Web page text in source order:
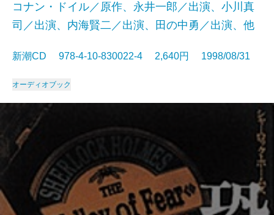
コナン・ドイル／原作、永井一郎／出演、小川真
司／出演、内海賢二／出演、田の中勇／出演、他
新潮CD 978-4-10-830022-4 2,640円 1998/08/31
オーディオブック